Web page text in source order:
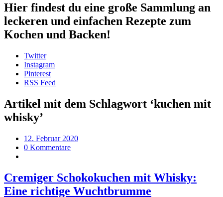
Hier findest du eine große Sammlung an
leckeren und einfachen Rezepte zum
Kochen und Backen!
Twitter
Instagram
Pinterest
RSS Feed
Artikel mit dem Schlagwort ‘kuchen mit
whisky’
12. Februar 2020
0 Kommentare
Cremiger Schokokuchen mit Whisky:
Eine richtige Wuchtbrumme